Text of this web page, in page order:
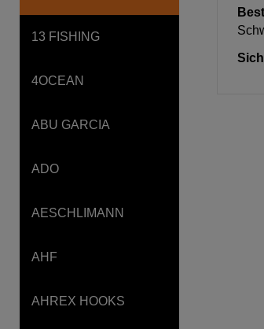
13 FISHING
4OCEAN
ABU GARCIA
ADO
AESCHLIMANN
AHF
AHREX HOOKS